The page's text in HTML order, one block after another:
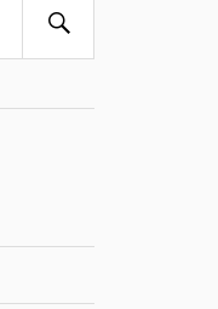
エンジ
を乗り
イエリ
タサイエ
ら語っ